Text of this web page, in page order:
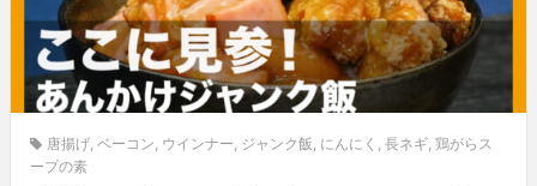
唐揚げ, ベーコン, ウインナー, ジャンク飯, にんにく , 長ネギ, 鶏がらス
ープの素